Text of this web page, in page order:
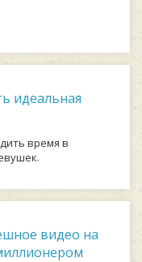
идеальная
время в
видео на